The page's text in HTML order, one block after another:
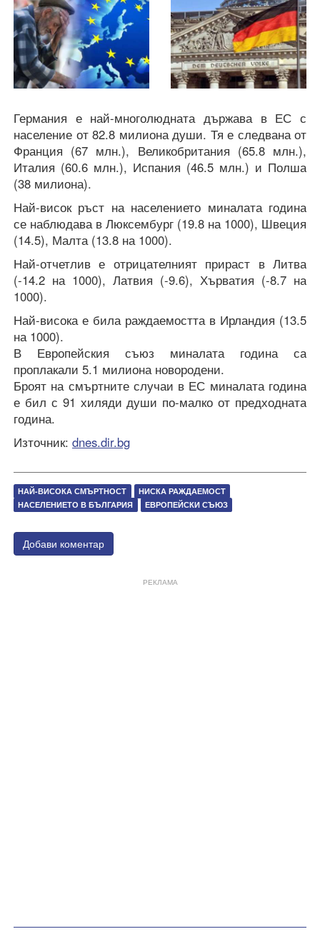
Германия е най-многолюдната държава в ЕС с
население от 82.8 милиона души. Тя е следвана от
Франция (67 млн.), Великобритания (65.8 млн.),
Италия (60.6 млн.), Испания (46.5 млн.) и Полша
(38 милиона).
Най-висок ръст на населението миналата година
се наблюдава в Люксембург (19.8 на 1000), Швеция
(14.5), Малта (13.8 на 1000).
Най-отчетлив е отрицателният прираст в Литва
(-14.2 на 1000), Латвия (-9.6), Хърватия (-8.7 на
1000).
Най-висока е била раждаемостта в Ирландия (13.5
на 1000).
В Европейския съюз миналата година са
проплакали 5.1 милиона новородени.
Броят на смъртните случаи в ЕС миналата година
е бил с 91 хиляди души по-малко от предходната
година.
Източник: dnes.dir.bg
НАЙ-ВИСОКА СМЪРТНОСТ
НИСКА РАЖДАЕМОСТ
НАСЕЛЕНИЕТО В БЪЛГАРИЯ
ЕВРОПЕЙСКИ СЪЮЗ
Добави коментар
РЕКЛАМА